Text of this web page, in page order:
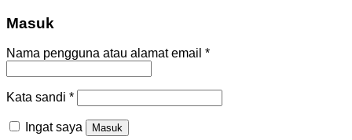
Masuk
Nama pengguna atau alamat email *
Kata sandi *
Ingat saya Masuk